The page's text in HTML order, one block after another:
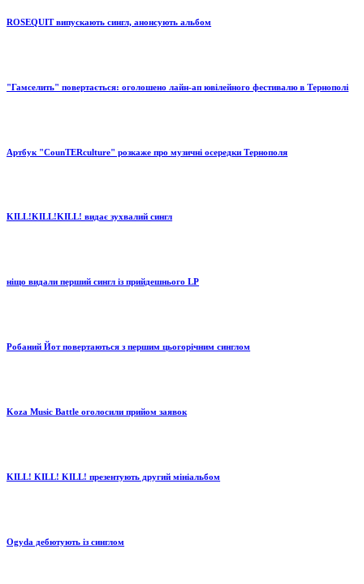
ROSEQUIT випускають сингл, анонсують альбом
"Гамселить" повертається: оголошено лайн-ап ювілейного фестивалю в Тернополі
Артбук "СounTERculture" розкаже про музичні осередки Тернополя
KILL!KILL!KILL! видає зухвалий сингл
ніщо видали перший сингл із прийдешнього LP
Робаний Йот повертаються з першим цьогорічним синглом
Koza Music Battle оголосили прийом заявок
KILL! KILL! KILL! презентують другий мініальбом
Ogyda дебютують із синглом